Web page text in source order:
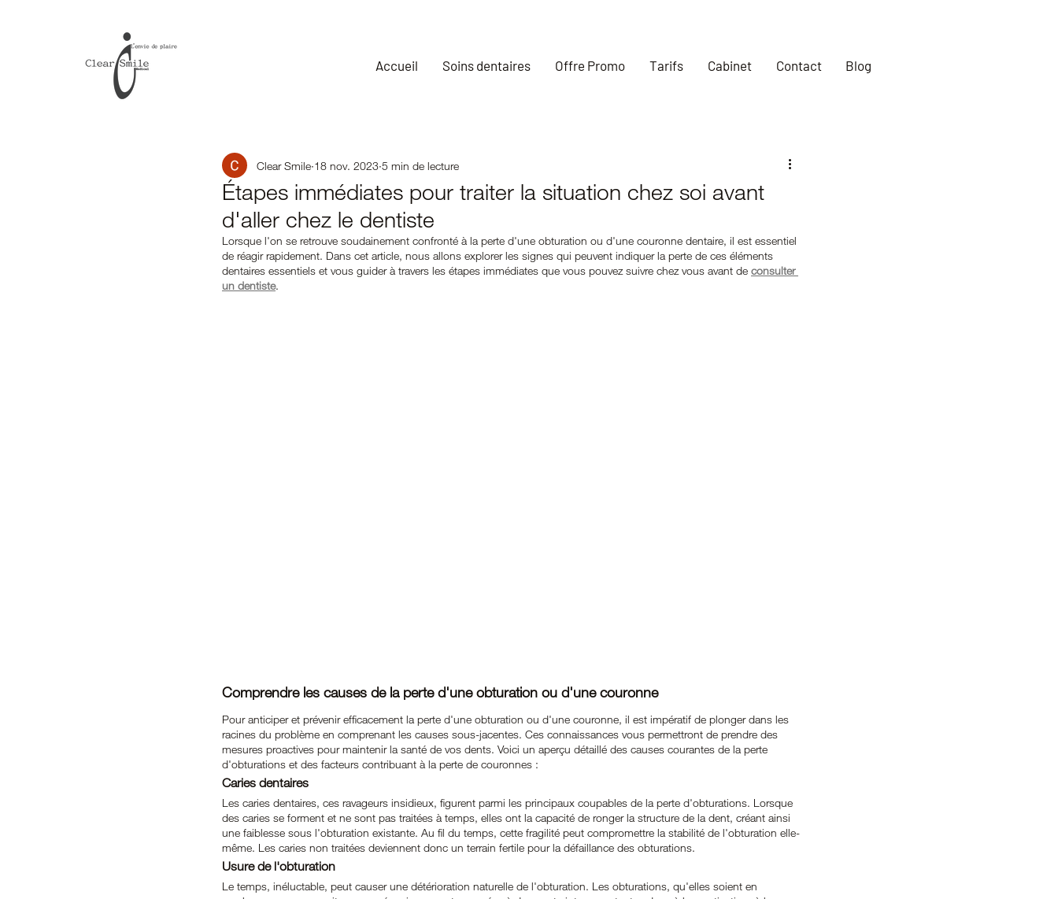
Accueil Soins dentaires Offre Promo Tarifs Cabinet Contact Blog
Étapes immédiates pour traiter la situation chez soi avant
d'aller chez le dentiste
Clear Smile 18 nov. 2023 5 min de lecture
Lorsque l'on se retrouve soudainement confronté à la perte d'une obturation ou d'une couronne dentaire, il est essentiel
de réagir rapidement. Dans cet article, nous allons explorer les signes qui peuvent indiquer la perte de ces éléments
dentaires essentiels et vous guider à travers les étapes immédiates que vous pouvez suivre chez vous avant de consulter
un dentiste.
Comprendre les causes de la perte d'une obturation ou d'une couronne
Pour anticiper et prévenir efficacement la perte d'une obturation ou d'une couronne, il est impératif de plonger dans les
racines du problème en comprenant les causes sous-jacentes. Ces connaissances vous permettront de prendre des
mesures proactives pour maintenir la santé de vos dents. Voici un aperçu détaillé des causes courantes de la perte
d'obturations et des facteurs contribuant à la perte de couronnes :
Caries dentaires
Les caries dentaires, ces ravageurs insidieux, figurent parmi les principaux coupables de la perte d'obturations. Lorsque
des caries se forment et ne sont pas traitées à temps, elles ont la capacité de ronger la structure de la dent, créant ainsi
une faiblesse sous l'obturation existante. Au fil du temps, cette fragilité peut compromettre la stabilité de l'obturation elle-
même. Les caries non traitées deviennent donc un terrain fertile pour la défaillance des obturations.
Usure de l'obturation
Le temps, inéluctable, peut causer une détérioration naturelle de l'obturation. Les obturations, qu'elles soient en